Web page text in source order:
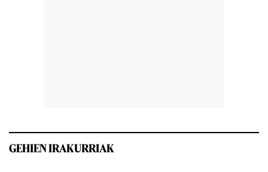
GEHIEN IRAKURRIAK